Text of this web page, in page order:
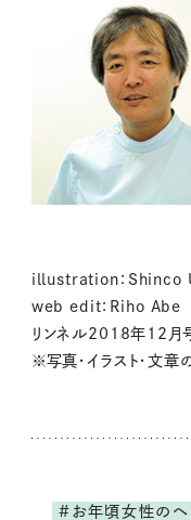
illustration：
web edit：Riho Abe
リンネル2018年12月
※写真・イラスト・文
#お年頃女性のヘ